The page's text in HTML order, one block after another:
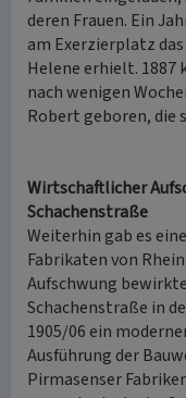
deren Frauen. Ein
am Exerzierplatz
Helene erhielt. 1887
nach wenigen
Robert geboren, die
Wirtschaftlicher
Schachenstraße
Weiterhin gab es
Fabrikaten von
Aufschwung
Schachenstraße in
1905/06 ein
Ausführung der
Pirmasenser